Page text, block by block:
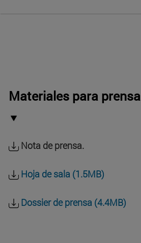
Materiales para prensa
Nota de prensa.
Hoja de sala (1.5MB)
Dossier de prensa (4.4MB)